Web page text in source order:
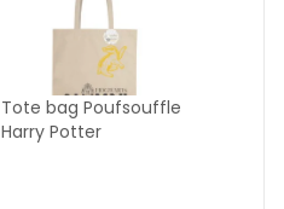
Tote bag Poufsouffle
Harry Potter